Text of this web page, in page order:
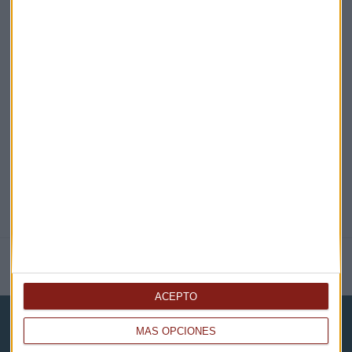
MÁS OPCIONES
ACEPTO
NOTICIAS RELACIONADAS